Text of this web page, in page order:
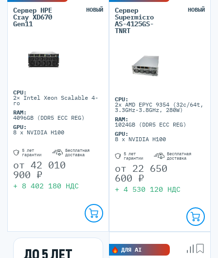
Сервер HPE
Cray XD670
Gen11
НОВЫЙ
CPU:
2× Intel Xeon Scalable 4-
го
RAM:
4096GB (DDR5 ECC REG)
GPU:
8 x NVIDIA H100
5 лет
гарантии
Бесплатная
доставка
от 42 010
900 ₽
+ 8 402 180 НДС
Сервер
Supermicro
AS-4125GS-
TNRT
НОВЫЙ
CPU:
2x AMD EPYC 9354 (32c/64t,
3.3GHz-3.8GHz, 280W)
RAM:
1024GB (DDR5 ECC REG)
GPU:
8 x NVIDIA H100
5 лет
гарантии
Бесплатная
доставка
от 22 650
600 ₽
+ 4 530 120 НДС
ДЛЯ AI